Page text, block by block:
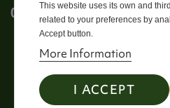
0113 246 8838 Option 4
This website uses its own and
related to your preferences by
Accept button.
More Information
I ACCEPT